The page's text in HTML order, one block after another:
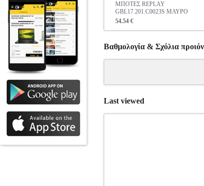
ΜΠΟΤΕΣ REPLAY
GBL17.201.C0023S ΜΑΥΡΟ
54.54 €
Βαθμολογία & Σχόλια
Last viewed